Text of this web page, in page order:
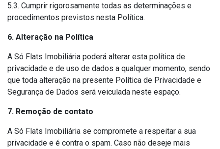
5.3. Cumprir rigorosamente todas as determinações e
procedimentos previstos nesta Política.
6. Alteração na Política
A Só Flats Imobiliária poderá alterar esta política de
privacidade e de uso de dados a qualquer momento, sendo
que toda alteração na presente Política de Privacidade e
Segurança de Dados será veiculada neste espaço.
7. Remoção de contato
A Só Flats Imobiliária se compromete a respeitar a sua
privacidade e é contra o spam. Caso não deseje mais